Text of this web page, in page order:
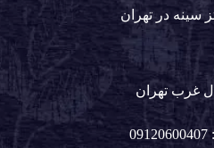
سینه در تهران
غرب تهران